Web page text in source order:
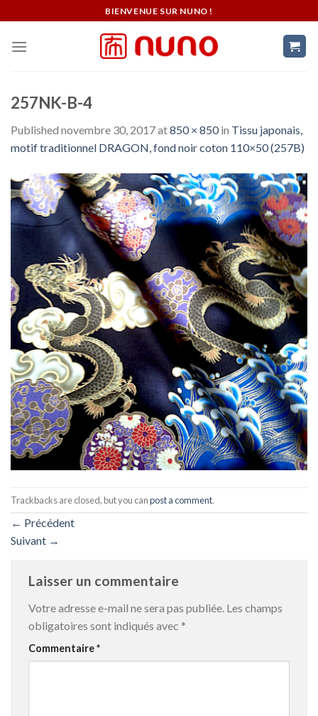
to
content
BIENVENUE SUR NUNO !
257NK-B-4
Published novembre 30, 2017at850 × 850in Tissu japonais,
motif traditionnel DRAGON, fond noir coton 110×50 (257B)
Trackbacks are closed, but you canpost a comment.
← Précédent
Suivant →
Laisser un commentaire
Votre adresse e-mail ne sera pas publiée. Les champs
obligatoires sont indiqués avec *
Commentaire*